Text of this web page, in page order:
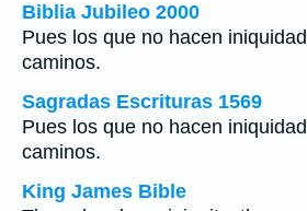
Biblia Jubileo 2000
Pues los que no hacen
caminos.
Sagradas Escrituras 1569
Pues los que no hacen
caminos.
King James Bible